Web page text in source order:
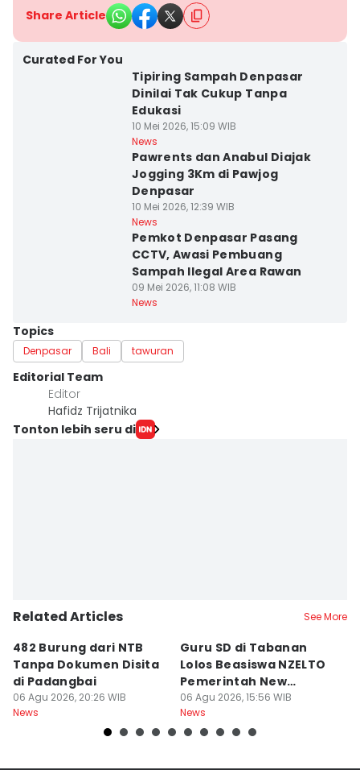
Share Article
Curated For You
Tipiring Sampah Denpasar
Dinilai Tak Cukup Tanpa
Edukasi
10 Mei 2026, 15:09 WIB
News
Pawrents dan Anabul Diajak
Jogging 3Km di Pawjog
Denpasar
10 Mei 2026, 12:39 WIB
News
Pemkot Denpasar Pasang
CCTV, Awasi Pembuang
Sampah Ilegal Area Rawan
09 Mei 2026, 11:08 WIB
News
Topics
Denpasar Bali tawuran
Editorial Team
Editor
Hafidz Trijatnika
Tonton lebih seru di
Related Articles See More
482 Burung dari NTB
Tanpa Dokumen Disita
di Padangbai
06 Agu 2026, 20:26 WIB
News
Guru SD di Tabanan
Lolos Beasiswa NZELTO
Pemerintah New
Zealand
06 Agu 2026, 15:56 WIB
News